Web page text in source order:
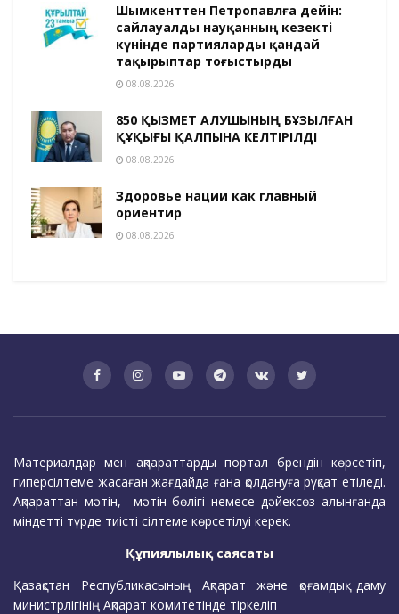
Шымкенттен Петропавлға дейін:
сайлауалды науқанның кезекті
күнінде партияларды қандай
тақырыптар тоғыстырды
08.08.2026
850 ҚЫЗМЕТ АЛУШЫНЫҢ БҰЗЫЛҒАН
ҚҰҚЫҒЫ ҚАЛПЫНА КЕЛТІРІЛДІ
08.08.2026
Здоровье нации как главный
ориентир
08.08.2026
Материалдар мен ақпараттарды портал брендін көрсетіп,
гиперсілтеме жасаған жағдайда ғана қолдануға рұқсат етіледі.
Ақпараттан мәтін, мәтін бөлігі немесе дәйексөз алынғанда
міндетті түрде тиісті сілтеме көрсетілуі керек.
Құпиялылық саясаты
Қазақстан Республикасының Ақпарат және қоғамдық даму
министрлігінің Ақпарат комитетінде тіркеліп